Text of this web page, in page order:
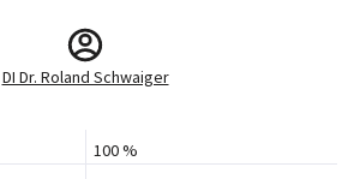
DI Dr. Roland Schwaiger
100 %